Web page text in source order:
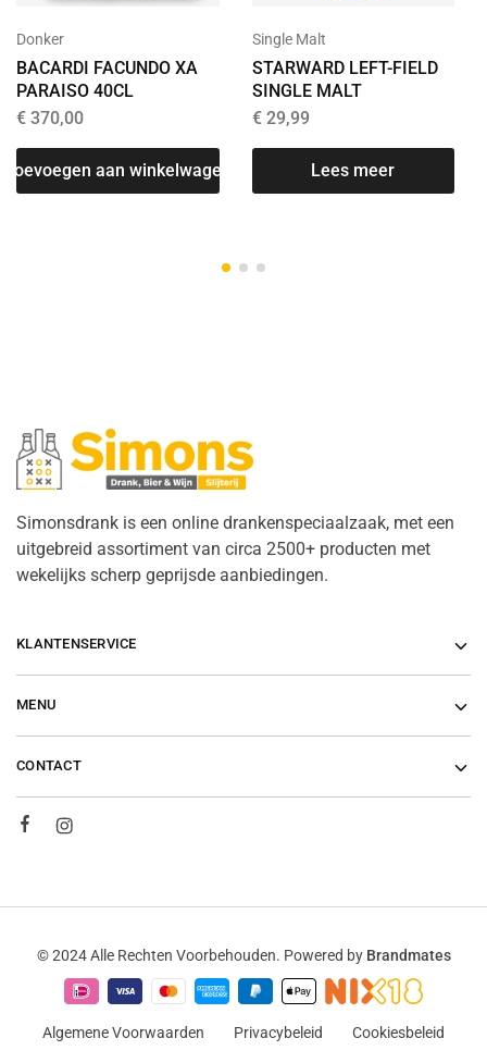
Donker
BACARDI FACUNDO XA
PARAISO 40CL
€ 370,00
Toevoegen aan winkelwagen
Single Malt
STARWARD LEFT-FIELD
SINGLE MALT
€29,99
Lees meer
Simonsdrank is een online drankenspeciaalzaak, met een
uitgebreid assortiment van circa 2500+ producten met
wekelijks scherp geprijsde aanbiedingen.
KLANTENSERVICE
MENU
CONTACT
© 2024 Alle Rechten Voorbehouden. Powered by Brandmates
Algemene Voorwaarden Privacybeleid Cookiesbeleid